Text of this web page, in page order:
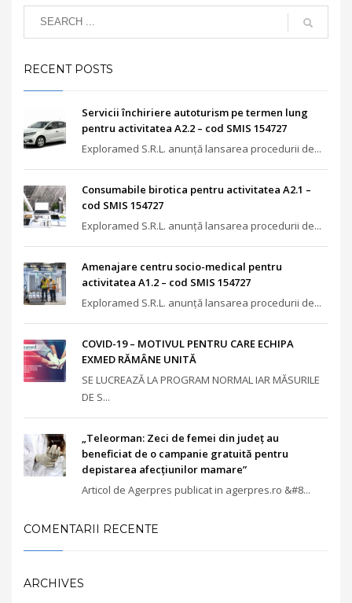
RECENT POSTS
Servicii închiriere autoturism pe termen lung
pentru activitatea A2.2 – cod SMIS 154727
Exploramed S.R.L. anunță lansarea procedurii de...
Consumabile birotica pentru activitatea A2.1 –
cod SMIS 154727
Exploramed S.R.L. anunță lansarea procedurii de...
Amenajare centru socio-medical pentru
activitatea A1.2 – cod SMIS 154727
Exploramed S.R.L. anunță lansarea procedurii de...
COVID-19 – MOTIVUL PENTRU CARE ECHIPA
EXMED RĂMÂNE UNITĂ
SE LUCREAZĂ LA PROGRAM NORMAL IAR MĂSURILE
DE S...
„Teleorman: Zeci de femei din judeţ au
beneficiat de o campanie gratuită pentru
depistarea afecţiunilor mamare”
Articol de Agerpres publicat in agerpres.ro &#8...
COMENTARII RECENTE
ARCHIVES